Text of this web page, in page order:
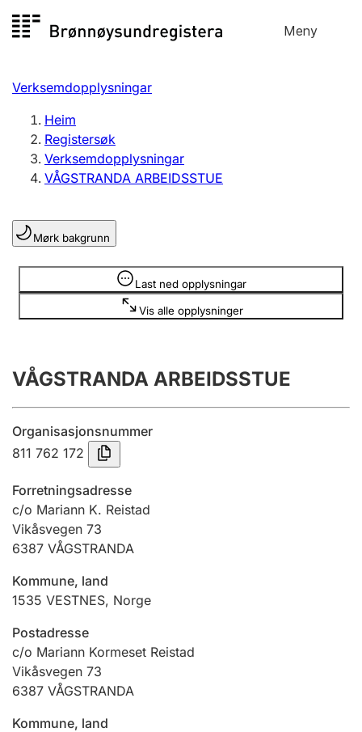
til
Meny
Registersøk
Aksjeselskap
Enkeltpersonføretak
Registrere, endre, slette
Lag og foreining
Registrere, endre, slette
Årsrekneskap
Innsending og forseinkingsgebyr
Tinglysing
Jeger
Betaling og jegeravgiftskort
Ektepaktrettleiaren
Andre tema
Verksemdopplysningar
Heim
Registersøk
Verksemdopplysningar
VÅGSTRANDA ARBEIDSSTUE
Mørk bakgrunn
Last ned opplysningar
Vis alle opplysninger
Opplysninger er skjult
VÅGSTRANDA ARBEIDSSTUE
Organisasjonsnummer
811 762 172
Forretningsadresse
c/o Mariann K. Reistad
Vikåsvegen 73
6387 VÅGSTRANDA
Kommune, land
1535 VESTNES, Norge
Postadresse
c/o Mariann Kormeset Reistad
Vikåsvegen 73
6387 VÅGSTRANDA
Kommune, land